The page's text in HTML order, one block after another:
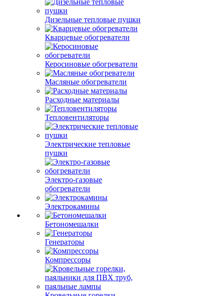
Дизельные тепловые пушки
Кварцевые обогреватели
Керосиновые обогреватели
Масляные обогреватели
Расходные материалы
Тепловентиляторы
Электрические тепловые
пушки
Электро-газовые
обогреватели
Электрокамины
Бетономешалки
Генераторы
Компрессоры